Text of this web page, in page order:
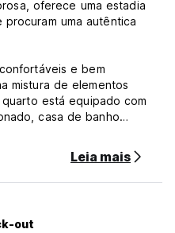
oferece uma estadia
uma autêntica
​​e bem
mistura de elementos
está equipado com
casa de banho
tipos de quartos,
para a piscina, quartos
deluxe e suites deluxe.
uma estadia
Leia mais
out